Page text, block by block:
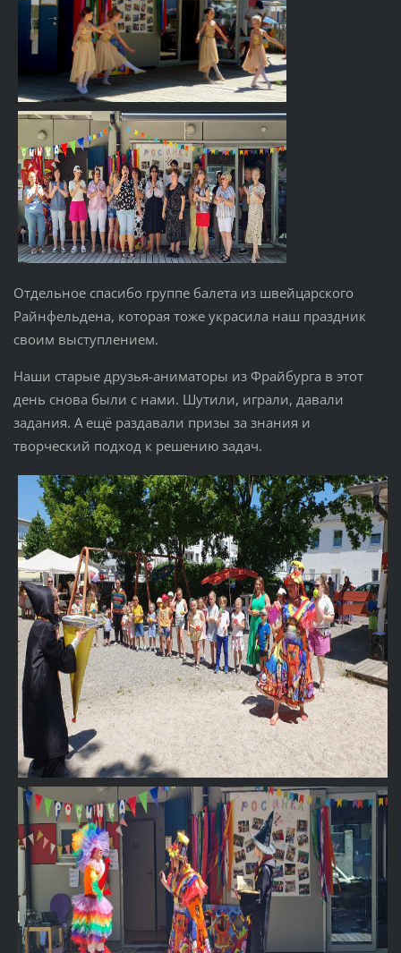
Отдельное спасибо группе балета из швейцарского
Райнфельдена, которая тоже украсила наш праздник
своим выступлением.
Наши старые друзья-аниматоры из Фрайбурга в этот
день снова были с нами. Шутили, играли, давали
задания. А ещё раздавали призы за знания и
творческий подход к решению задач.